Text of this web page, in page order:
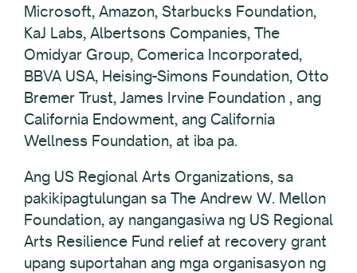
Microsoft, Amazon, Starbucks Foundation,
KaJ Labs, Albertsons Companies, The
Omidyar Group, Comerica Incorporated,
BBVA USA, Heising-Simons Foundation, Otto
Bremer Trust, James Irvine Foundation , ang
California Endowment, ang California
Wellness Foundation, at iba pa.
Ang US Regional Arts Organizations, sa
pakikipagtulungan sa The Andrew W. Mellon
Foundation, ay nangangasiwa ng US Regional
Arts Resilience Fund relief at recovery grant
upang suportahan ang mga organisasyon ng